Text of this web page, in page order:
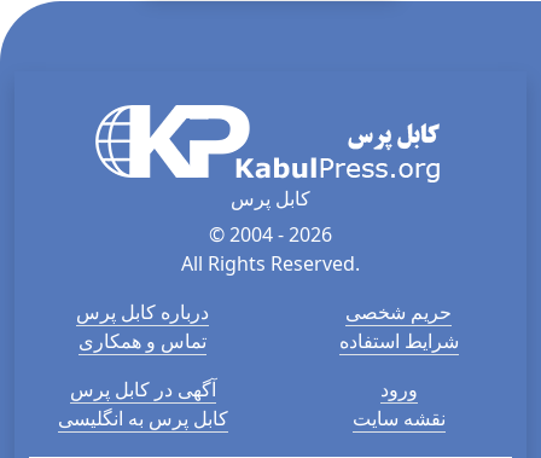
کابل پرس
© 2004 - 2026
All Rights Reserved.
درباره کابل پرس
تماس و همکاری
حریم شخصی
شرایط استفاده
آگهی در کابل پرس
کابل پرس به انگلیسی
ورود
نقشه سایت